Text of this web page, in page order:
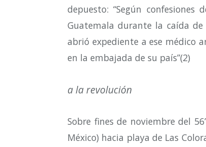
depuesto: “Según
Guatemala durante la caída
abrió expediente a ese médico
en la embajada de su país”(2)
a la revolución
Sobre fines de noviembre del
México) hacia playa de Las